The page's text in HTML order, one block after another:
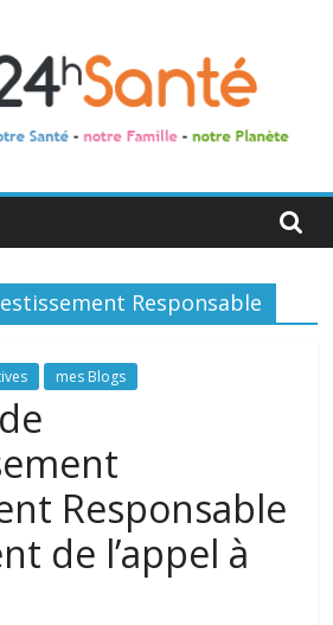
Responsable
mes Blogs
Responsable
de l’appel à